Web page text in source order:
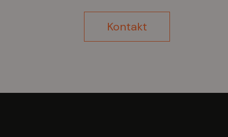
Kontakt